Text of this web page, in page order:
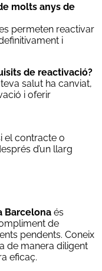
molts anys de
permeten reactivar
i
de reactivació?
salut ha canviat,
i oferir
el contracte o
d’un llarg
Barcelona és
de
pendents. Coneix
de manera diligent
eficaç.